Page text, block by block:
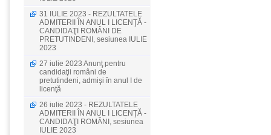
31 IULIE 2023 - REZULTATELE
ADMITERII ÎN ANUL I LICENŢĂ -
CANDIDAŢI ROMÂNI DE
PRETUTINDENI, sesiunea IULIE
2023
27 iulie 2023 Anunţ pentru
candidaţii români de
pretutindeni, admişi în anul I de
licenţă
26 iulie 2023 - REZULTATELE
ADMITERII ÎN ANUL I LICENŢĂ -
CANDIDAŢI ROMÂNI, sesiunea
IULIE 2023